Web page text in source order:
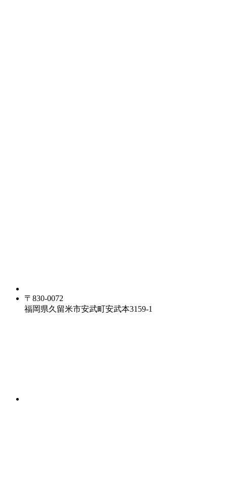
〒830-0072
福岡県久留米市安武町安武本3159-1